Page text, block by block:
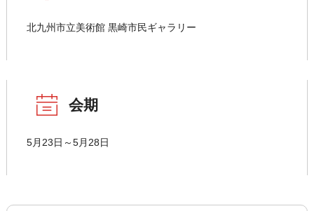
北九州市立美術館 黒崎市民ギャラリー
会期
5月23日～5月28日